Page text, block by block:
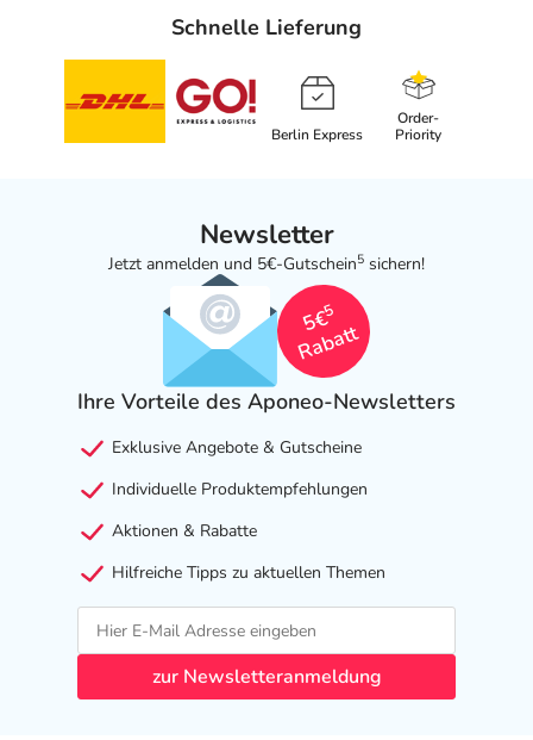
Schnelle Lieferung
Berlin Express
Order-
Priority
Newsletter
Jetzt anmelden und 5€-Gutschein5 sichern!
5€
5
Rabatt
Ihre Vorteile des Aponeo-Newsletters
Exklusive Angebote & Gutscheine
Individuelle Produktempfehlungen
Aktionen & Rabatte
Hilfreiche Tipps zu aktuellen Themen
zur Newsletteranmeldung